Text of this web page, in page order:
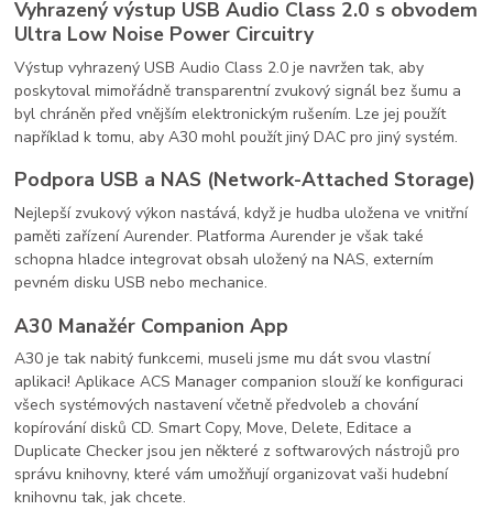
Vyhrazený výstup USB Audio Class 2.0 s obvodem
Ultra Low Noise Power Circuitry
Výstup vyhrazený USB Audio Class 2.0 je navržen tak, aby
poskytoval mimořádně transparentní zvukový signál bez šumu a
byl chráněn před vnějším elektronickým rušením. Lze jej použít
například k tomu, aby A30 mohl použít jiný DAC pro jiný systém.
Podpora USB a NAS (Network-Attached Storage)
Nejlepší zvukový výkon nastává, když je hudba uložena ve vnitřní
paměti zařízení Aurender. Platforma Aurender je však také
schopna hladce integrovat obsah uložený na NAS, externím
pevném disku USB nebo mechanice.
A30 Manažér Companion App
A30 je tak nabitý funkcemi, museli jsme mu dát svou vlastní
aplikaci! Aplikace ACS Manager companion slouží ke konfiguraci
všech systémových nastavení včetně předvoleb a chování
kopírování disků CD. Smart Copy, Move, Delete, Editace a
Duplicate Checker jsou jen některé z softwarových nástrojů pro
správu knihovny, které vám umožňují organizovat vaši hudební
knihovnu tak, jak chcete.